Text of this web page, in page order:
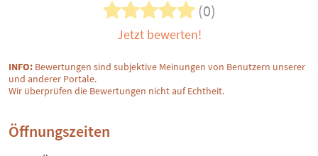
(0)
Jetzt bewerten!
INFO: Bewertungen sind subjektive Meinungen von Benutzern unserer
und anderer Portale.
Wir überprüfen die Bewertungen nicht auf Echtheit.
Öffnungszeiten